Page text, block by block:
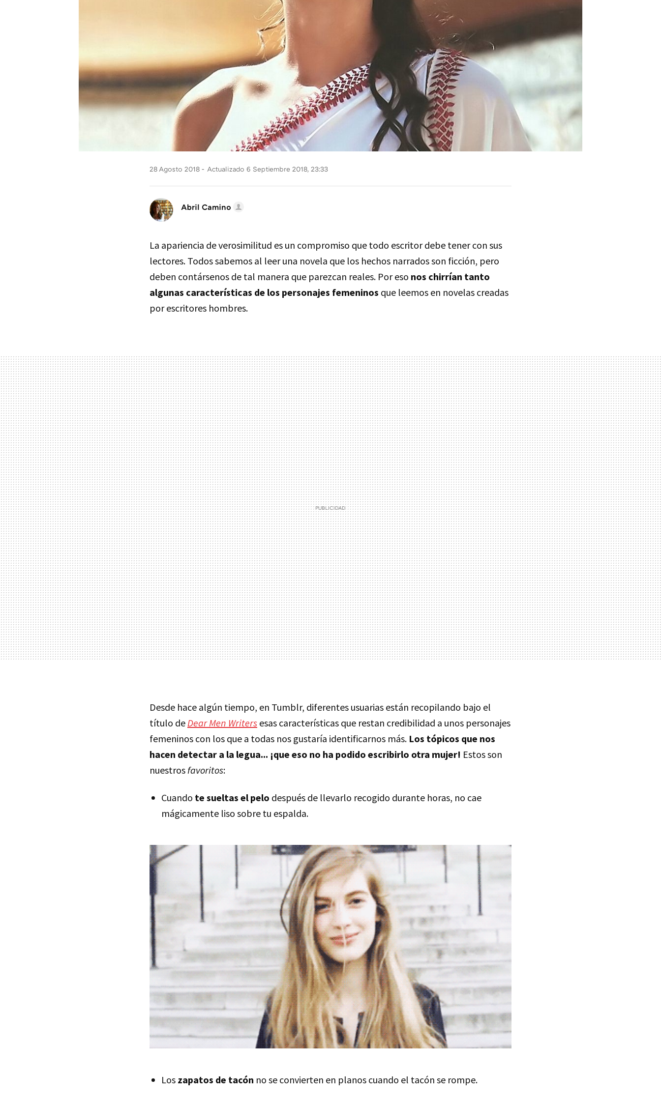
28 Agosto 2018 Actualizado 6 Septiembre 2018, 23:33
Abril Camino
La apariencia de verosimilitud es un compromiso que todo escritor debe tener con sus
lectores. Todos sabemos al leer una novela que los hechos narrados son ficción, pero
deben contársenos de tal manera que parezcan reales. Por eso nos chirrían tanto
algunas características de los personajes femeninos que leemos en novelas creadas
por escritores hombres.
Desde hace algún tiempo, en Tumblr, diferentes usuarias están recopilando bajo el
título deDear Men Writers esas características que restan credibilidad a unos personajes
femeninos con los que a todas nos gustaría identificarnos más. Los tópicos que nos
hacen detectar a la legua... ¡que eso no ha podido escribirlo otra mujer! Estos son
nuestros favoritos:
Cuando te sueltas el pelo después de llevarlo recogido durante horas, no cae
mágicamente liso sobre tu espalda.
Los zapatos de tacón no se convierten en planos cuando el tacón se rompe.